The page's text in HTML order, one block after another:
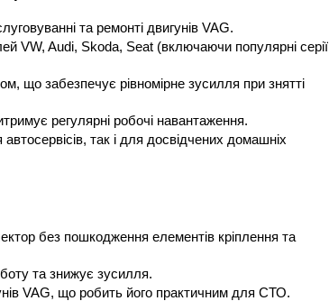
та ремонті двигунів VAG.
VW, Audi, Skoda, Seat (включаючи популярні серії
що забезпечує рівномірне зусилля при знятті
регулярні робочі навантаження.
так і для досвідчених домашніх
без пошкодження елементів кріплення та
та знижує зусилля.
VAG, що робить його практичним для СТО.